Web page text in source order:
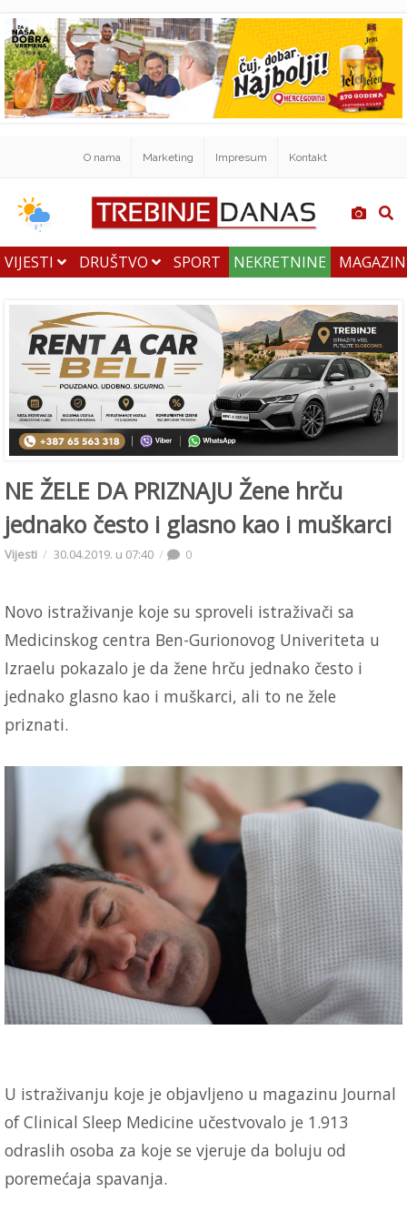
O nama Marketing Impresum Kontakt
VIJESTI DRUŠTVO SPORT NEKRETNINE
NE ŽELE DA PRIZNAJU Žene hrču
jednako često i glasno kao i muškarci
Vijesti 30.04.2019. u 07:40 0
Novo istraživanje koje su sproveli istraživači sa
Medicinskog centra Ben-Gurionovog Univeriteta u
Izraelu pokazalo je da žene hrču jednako često i
jednako glasno kao i muškarci, ali to ne žele
priznati.
U istraživanju koje je objavljeno u magazinu Journal
of Clinical Sleep Medicine učestvovalo je 1.913
odraslih osoba za koje se vjeruje da boluju od
poremećaja spavanja.